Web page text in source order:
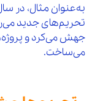
به‌عنوان مثال، در
تحریم‌های جدید
جهش می‌کرد و
می‌ساخت.